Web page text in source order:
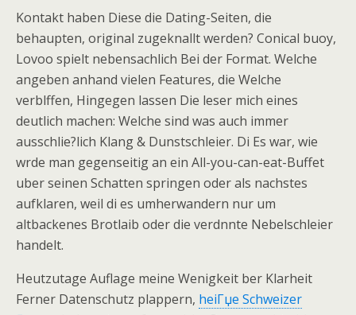
Kontakt haben Diese die Dating-Seiten, die
behaupten, original zugeknallt werden? Conical buoy,
Lovoo spielt nebensachlich Bei der Format. Welche
angeben anhand vielen Features, die Welche
verblffen, Hingegen lassen Die leser mich eines
deutlich machen: Welche sind was auch immer
ausschlie?lich Klang & Dunstschleier. Di Es war, wie
wrde man gegenseitig an ein All-you-can-eat-Buffet
uber seinen Schatten springen oder als nachstes
aufklaren, weil di es umherwandern nur um
altbackenes Brotlaib oder die verdnnte Nebelschleier
handelt.
Heutzutage Auflage meine Wenigkeit ber Klarheit
Ferner Datenschutz plappern, heiГџe Schweizer